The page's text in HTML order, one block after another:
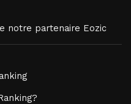
notre partenaire Eozic